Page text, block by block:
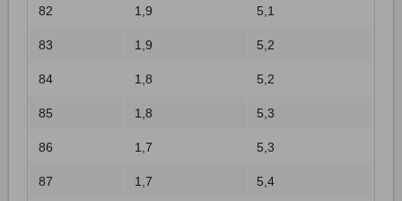
82 1,9 5,1
83 1,9 5,2
84 1,8 5,2
85 1,8 5,3
86 1,7 5,3
87 1,7 5,4